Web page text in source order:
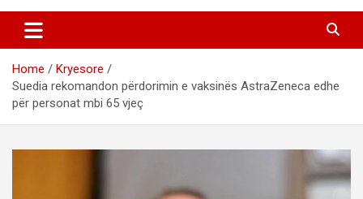
Home
Kryesore
Suedia rekomandon përdorimin e vaksinës AstraZeneca edhe
për personat mbi 65 vjeç